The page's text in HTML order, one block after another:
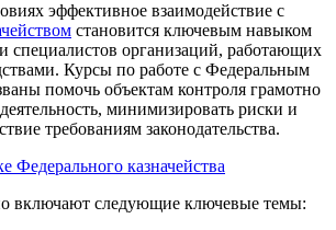
эффективное взаимодействие с
становится ключевым навыком
специалистов организаций, работающих
Курсы по работе с Федеральным
помочь объектам контроля грамотно
минимизировать риски и
требованиям законодательства.
Федерального казначейства
включают следующие ключевые темы: